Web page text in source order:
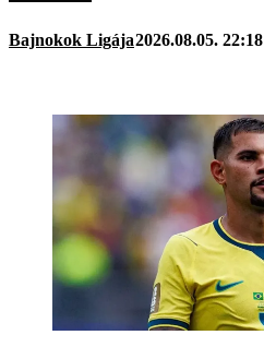
Bajnokok Ligája2026.08.05. 22:18